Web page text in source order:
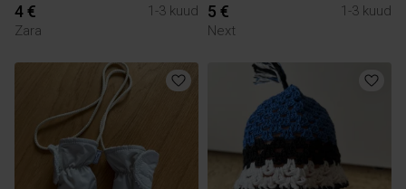
4 €
1-3 kuud
Zara
5 €
1-3 kuud
Next